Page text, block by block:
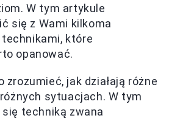
W tym artykule
się z Wami kilkoma
które
opanować.
zrozumieć, jak działają różne
sytuacjach. W tym
techniką zwana